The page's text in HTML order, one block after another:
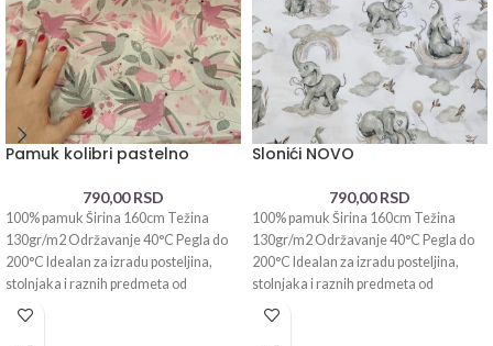
Pamuk kolibri pastelno
790,00RSD
100% pamuk Širina 160cm Težina
130gr/m2 Održavanje 40°C Pegla do
200°C Idealan za izradu posteljina,
stolnjaka i raznih predmeta od
Slonići NOVO
790,00RSD
100% pamuk Širina 160cm Težina
130gr/m2 Održavanje 40°C Pegla do
200°C Idealan za izradu posteljina,
stolnjaka i raznih predmeta od